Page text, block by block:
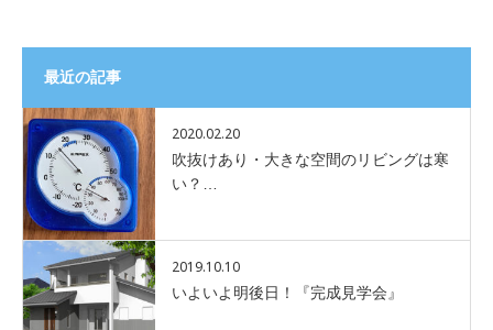
最近の記事
2020.02.20
吹抜けあり・大きな空間のリビングは寒
い？…
2019.10.10
いよいよ明後日！『完成見学会』